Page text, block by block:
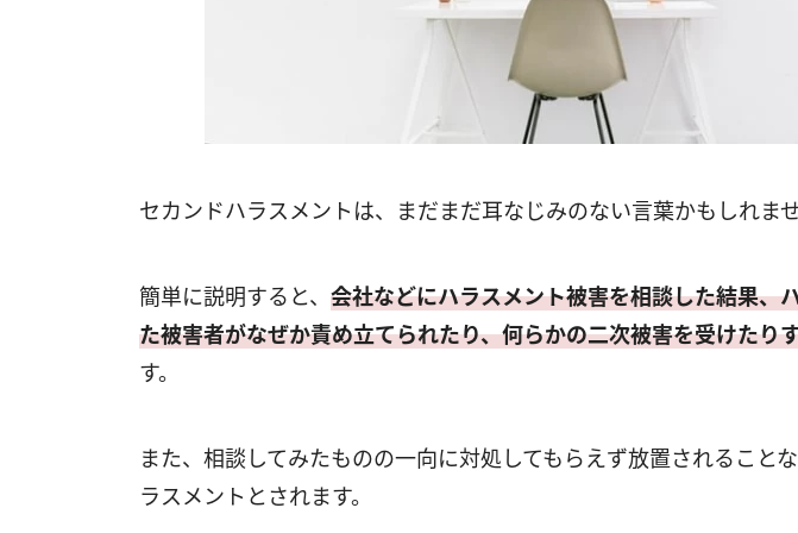
セカンドハラスメントは、まだまだ耳なじみのない言葉かもしれませ
簡単に説明すると、 会社などにハラスメント被害を相談した結果、
た被害者がなぜか責め立てられたり、何らかの二次被害を受けたり
す。
また、相談してみたものの一向に対処してもらえず放置されること
ラスメントとされます。